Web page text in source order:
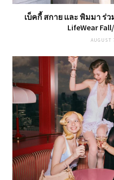
เบ็คกี้ สกาย และ พิมมา ร่
LifeWear
AUGUST